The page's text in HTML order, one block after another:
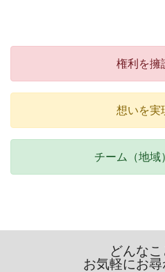
権利を擁
想いを実
チーム（地域
どんな
お気軽にお尋